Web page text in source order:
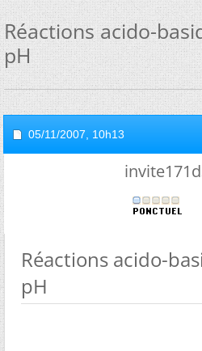
Réactions acido-
pH
05/11/2007, 10h13
Réactions acido-
pH